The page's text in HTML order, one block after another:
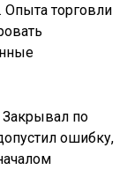
Опыта торговли
Закрывал по
ошибку,